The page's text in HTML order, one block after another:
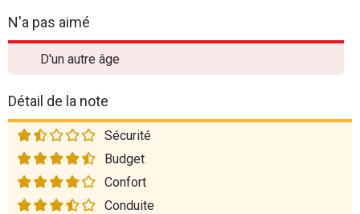
N'a pas aimé
D'un autre âge
Détail de la note
Sécurité
Budget
Confort
Conduite